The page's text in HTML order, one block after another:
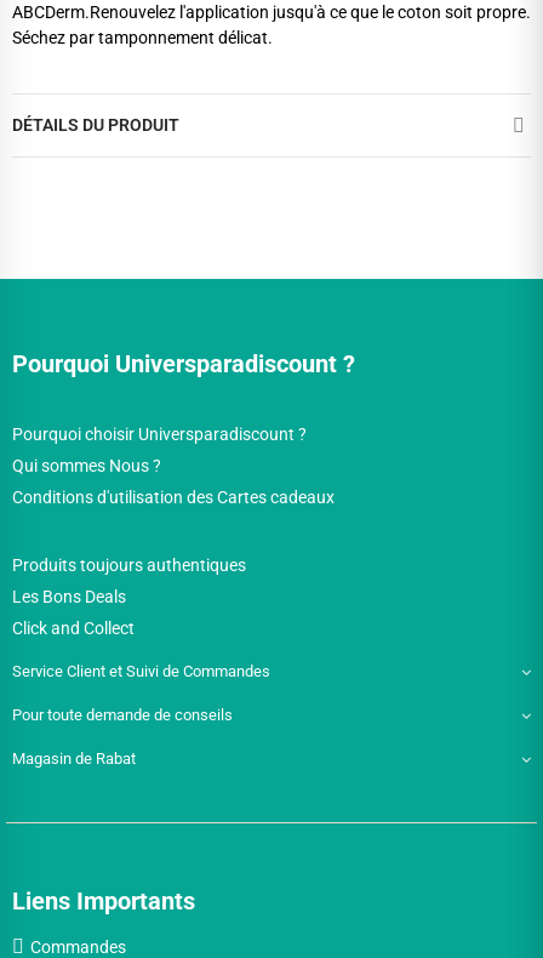
ABCDerm.Renouvelez l'application jusqu'à ce que le coton soit propre.
Séchez par tamponnement délicat.
DÉTAILS DU PRODUIT
Pourquoi Universparadiscount ?
Pourquoi choisir Universparadiscount ?
Qui sommes Nous ?
Conditions d'utilisation des Cartes cadeaux
Produits toujours authentiques
Les Bons Deals
Click and Collect
Service Client et Suivi de Commandes
Pour toute demande de conseils
Magasin de Rabat
Liens Importants
Commandes